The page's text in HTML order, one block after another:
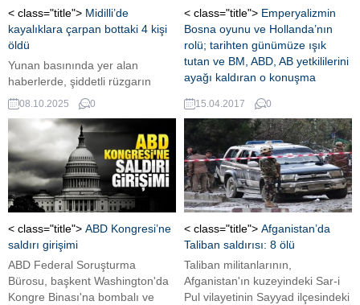
< class="title"> Midilli’de
kayalıklara çarpan bottaki 4 kişi
öldü
Yunan basınında yer alan
haberlerde, şiddetli rüzgarın
etkisiyle kayalıklara çarpan bir
mülteci botunda bulunan bir
erkek, iki kadın ve bir çocuğun
hayatını kaybettiği bildirildi.
08.10.2025 0
< class="title"> Emperyalizmin
Bosna oyunu ve Hollanda’nın
rolü; tarihten günümüze ışık
tutan ve BM, ABD, AB yetkililerini
ayağı kaldıran o konuşma
Emperyalizmin Bosna oyunu
sürer ve Hollanda da soykırıma
ortak olup olaylara gözlerini
yumarken, sorumluluk sahibi
aydınlar, emperyalizmin soykırım
boyutundaki uygulamalarını
tarihten günümüze ışık tutacak
şekilde anlatmaya devam
ederler.
15.04.2017 0
< class="title"> ABD Kongresi’ne
saldırı girişimi
ABD Federal Soruşturma
Bürosu, başkent Washington'da
Kongre Binası'na bombalı ve
< class="title"> Afganistan’da
Taliban saldırısı: 8 ölü
Taliban militanlarının,
Afganistan'ın kuzeyindeki Sar-i
Pul vilayetinin Sayyad ilçesindeki